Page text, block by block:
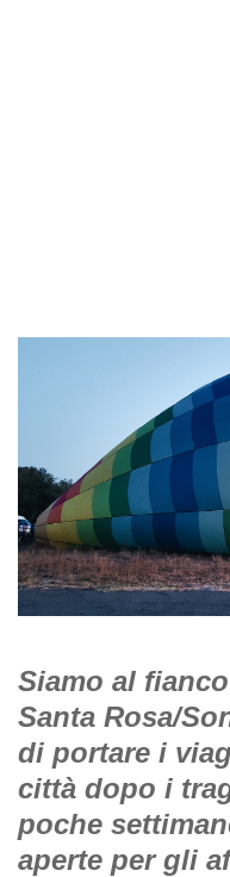
Siamo al
Santa Rosa/
di portare i
città dopo i
poche
aperte per gli